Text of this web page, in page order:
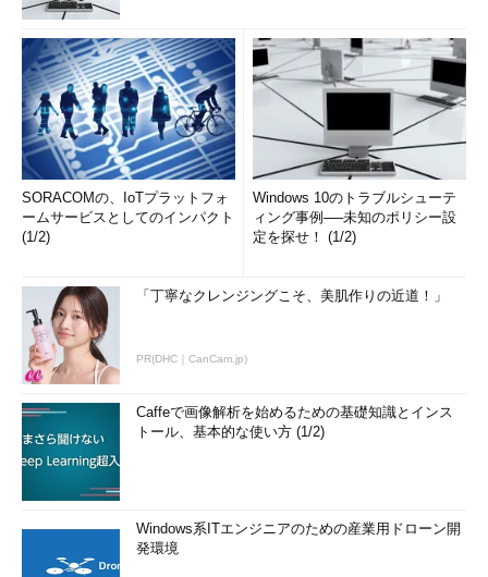
SORACOMの、IoTプラットフォ
ームサービスとしてのインパクト
(1/2)
Windows 10のトラブルシューテ
ィング事例──未知のポリシー設
定を探せ！ (1/2)
「丁寧なクレンジングこそ、美肌作りの近道！」
PR(DHC｜CanCam.jp)
Caffeで画像解析を始めるための基礎知識とインス
トール、基本的な使い方 (1/2)
Windows系ITエンジニアのための産業用ドローン開
発環境